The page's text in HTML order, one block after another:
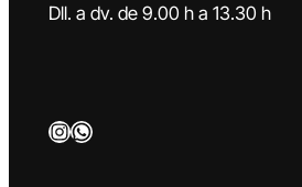
Dll. a dv. de 9.00 h a 13.30 h
InstagramWhatsApp